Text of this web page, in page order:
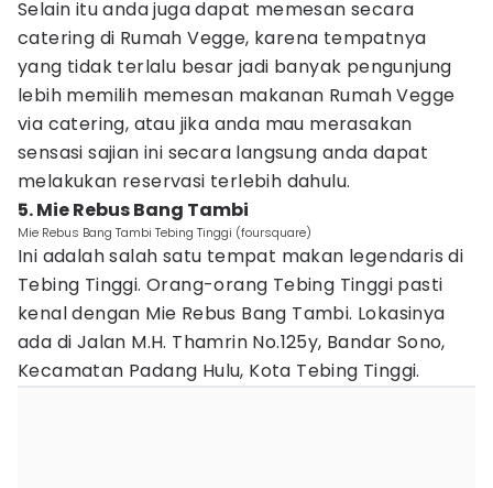
Selain itu anda juga dapat memesan secara
catering di Rumah Vegge, karena tempatnya
yang tidak terlalu besar jadi banyak pengunjung
lebih memilih memesan makanan Rumah Vegge
via catering, atau jika anda mau merasakan
sensasi sajian ini secara langsung anda dapat
melakukan reservasi terlebih dahulu.
5. Mie Rebus Bang Tambi
Mie Rebus Bang Tambi Tebing Tinggi (foursquare)
Ini adalah salah satu tempat makan legendaris di
Tebing Tinggi. Orang-orang Tebing Tinggi pasti
kenal dengan Mie Rebus Bang Tambi. Lokasinya
ada di Jalan M.H. Thamrin No.125y, Bandar Sono,
Kecamatan Padang Hulu, Kota Tebing Tinggi.